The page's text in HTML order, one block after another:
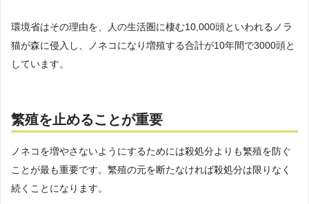
環境省はその理由を、人の生活圏に棲む10,000頭といわれるノラ
猫が森に侵入し、ノネコになり増殖する合計が10年間で3000頭と
しています。
繁殖を止めることが重要
ノネコを増やさないようにするためには殺処分よりも繁殖を防ぐ
ことが最も重要です。繁殖の元を断たなければ殺処分は限りなく
続くことになります。